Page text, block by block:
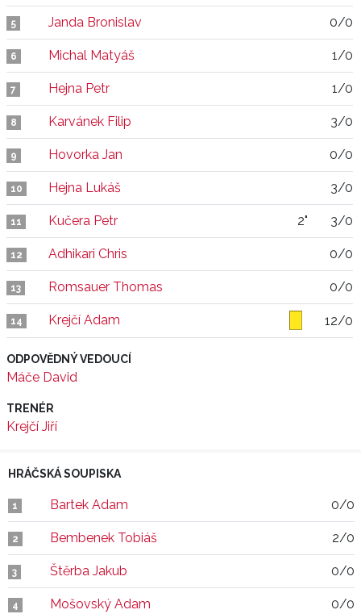
5 Janda Bronislav 0/0
6 Michal Matyáš 1/0
7 Hejna Petr 1/0
8 Karvánek Filip 3/0
9 Hovorka Jan 0/0
10 Hejna Lukáš 3/0
11 Kučera Petr 2" 3/0
12 Adhikari Chris 0/0
13 Romsauer Thomas 0/0
14 Krejčí Adam 12/0
ODPOVĚDNÝ VEDOUCÍ
Máče David
TRENÉR
Krejčí Jiří
HRÁČSKÁ SOUPISKA
1 Bartek Adam 0/0
2 Bembenek Tobiáš 2/0
3 Štěrba Jakub 0/0
4 Mošovský Adam 0/0